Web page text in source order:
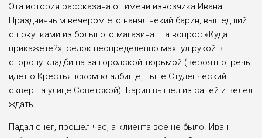
Эта история рассказана от имени извозчика Ивана.
Праздничным вечером его нанял некий барин, вышедший
с покупками из большого магазина. На вопрос «Куда
прикажете?», седок неопределенно махнул рукой в
сторону кладбища за городской тюрьмой (вероятно, речь
идет о Крестьянском кладбище, ныне Студенческий
сквер на улице Советской). Барин вышел из саней и велел
ждать.
Падал снег, прошел час, а клиента все не было. Иван